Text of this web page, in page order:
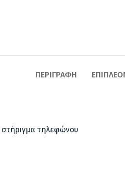
ΠΕΡΙΓΡΑΦΉ
στήριγμα τηλεφώνου